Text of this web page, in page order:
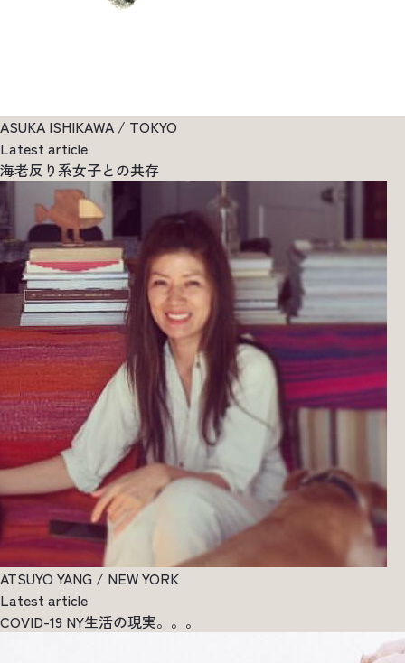
ASUKA ISHIKAWA / TOKYO
Latest article
海老反り系女子との共存
ATSUYO YANG / NEW YORK
Latest article
COVID-19 NY生活の現実。。。